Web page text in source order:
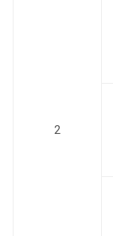
2